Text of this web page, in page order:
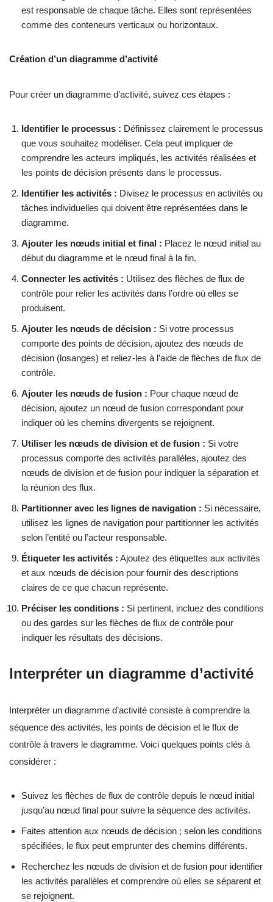
est responsable de chaque tâche. Elles sont représentées
comme des conteneurs verticaux ou horizontaux.
Création d’un diagramme d’activité
Pour créer un diagramme d’activité, suivez ces étapes :
Identifier le processus : Définissez clairement le processus
que vous souhaitez modéliser. Cela peut impliquer de
comprendre les acteurs impliqués, les activités réalisées et
les points de décision présents dans le processus.
Identifier les activités : Divisez le processus en activités ou
tâches individuelles qui doivent être représentées dans le
diagramme.
Ajouter les nœuds initial et final : Placez le nœud initial au
début du diagramme et le nœud final à la fin.
Connecter les activités : Utilisez des flèches de flux de
contrôle pour relier les activités dans l’ordre où elles se
produisent.
Ajouter les nœuds de décision : Si votre processus
comporte des points de décision, ajoutez des nœuds de
décision (losanges) et reliez-les à l’aide de flèches de flux de
contrôle.
Ajouter les nœuds de fusion : Pour chaque nœud de
décision, ajoutez un nœud de fusion correspondant pour
indiquer où les chemins divergents se rejoignent.
Utiliser les nœuds de division et de fusion : Si votre
processus comporte des activités parallèles, ajoutez des
nœuds de division et de fusion pour indiquer la séparation et
la réunion des flux.
Partitionner avec les lignes de navigation : Si nécessaire,
utilisez les lignes de navigation pour partitionner les activités
selon l’entité ou l’acteur responsable.
Étiqueter les activités : Ajoutez des étiquettes aux activités
et aux nœuds de décision pour fournir des descriptions
claires de ce que chacun représente.
Préciser les conditions : Si pertinent, incluez des conditions
ou des gardes sur les flèches de flux de contrôle pour
indiquer les résultats des décisions.
Interpréter un diagramme d’activité
Interpréter un diagramme d’activité consiste à comprendre la
séquence des activités, les points de décision et le flux de
contrôle à travers le diagramme. Voici quelques points clés à
considérer :
Suivez les flèches de flux de contrôle depuis le nœud initial
jusqu’au nœud final pour suivre la séquence des activités.
Faites attention aux nœuds de décision ; selon les conditions
spécifiées, le flux peut emprunter des chemins différents.
Recherchez les nœuds de division et de fusion pour identifier
les activités parallèles et comprendre où elles se séparent et
se rejoignent.